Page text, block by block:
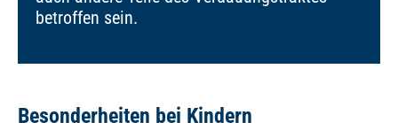
betroffen sein.
Besonderheiten bei Kindern